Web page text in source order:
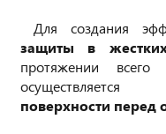
Для создания
защиты в
протяжении
осуществляется
поверхности